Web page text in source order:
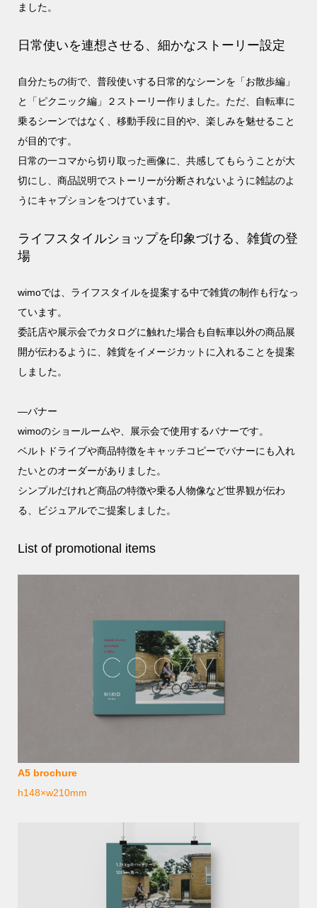
ました。
日常使いを連想させる、細かなストーリー設定
自分たちの街で、普段使いする日常的なシーンを「お散歩編」
と「ピクニック編」２ストーリー作りました。ただ、自転車に
乗るシーンではなく、移動手段に目的や、楽しみを魅せること
が目的です。
日常の一コマから切り取った画像に、共感してもらうことが大
切にし、商品説明でストーリーが分断されないように雑誌のよ
うにキャプションをつけています。
ライフスタイルショップを印象づける、雑貨の登
場
wimoでは、ライフスタイルを提案する中で雑貨の制作も行なっ
ています。
委託店や展示会でカタログに触れた場合も自転車以外の商品展
開が伝わるように、雑貨をイメージカットに入れることを提案
しました。
—バナー
wimoのショールームや、展示会で使用するバナーです。
ベルトドライブや商品特徴をキャッチコピーでバナーにも入れ
たいとのオーダーがありました。
シンプルだけれど商品の特徴や乗る人物像など世界観が伝わ
る、ビジュアルでご提案しました。
List of promotional items
A5 brochure
h148×w210mm